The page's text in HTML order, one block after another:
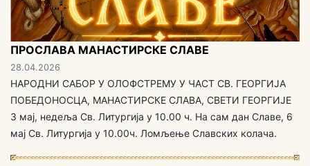
ПРОСЛАВА МАНАСТИРСКЕ СЛАВЕ
28.04.2026
НАРОДНИ САБОР У ОЛОФСТРЕМУ У ЧАСТ СВ. ГЕОРГИЈА
ПОБЕДОНОСЦА, МАНАСТИРСКЕ СЛАВА, СВЕТИ ГЕОРГИЈЕ
3 мај, недеља Св. Литургија у 10.00 ч. На сам дан Славе, 6
мај Св. Литургија у 10.00ч. Ломљење Славских колача.